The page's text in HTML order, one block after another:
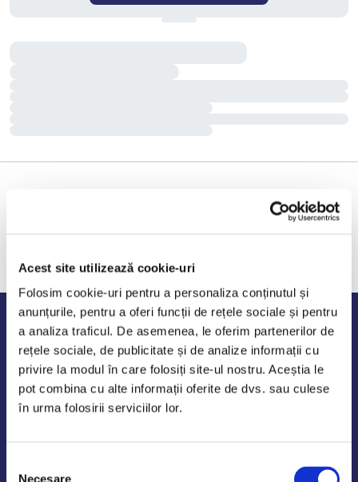
Acest site utilizează cookie-uri
Folosim cookie-uri pentru a personaliza conținutul și
anunțurile, pentru a oferi funcții de rețele sociale și pentru
a analiza traficul. De asemenea, le oferim partenerilor de
rețele sociale, de publicitate și de analize informații cu
privire la modul în care folosiți site-ul nostru. Aceștia le
pot combina cu alte informații oferite de dvs. sau culese
în urma folosirii serviciilor lor.
Necesare
Program de lucru
Luni - Vineri: 09:00-18:00
Sambata - Duminica: 10:00-14:00